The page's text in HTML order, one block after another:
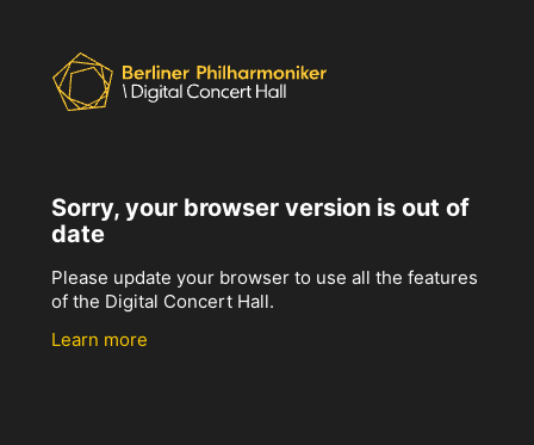
Sorry, your browser version is out of
date
Please update your browser to use all the features
of the Digital Concert Hall.
Learn more